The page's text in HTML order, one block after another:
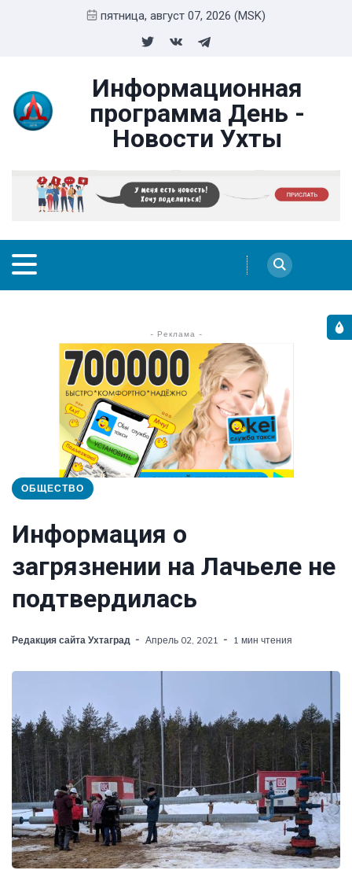
пятница, август 07, 2026 (MSK)
Информационная
программа День -
Новости Ухты
- Реклама -
ОБЩЕСТВО
Информация о
загрязнении на Лачьеле не
подтвердилась
Редакция сайта Ухтаград Апрель 02, 2021 1 мин чтения